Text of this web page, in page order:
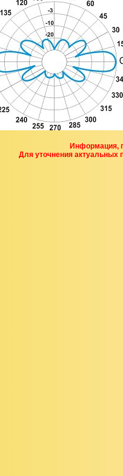
Информация,
Для уточнения актуальных